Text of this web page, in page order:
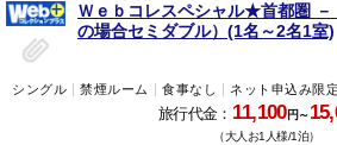
Ｗｅｂコレスペシャル★首都圏 －
の場合セミダブル）(1名～2名1室)
シングル 禁煙ルーム 食事なし ネット申込み限定
旅行代金： 11,100円～
（大人お1人様/1泊）